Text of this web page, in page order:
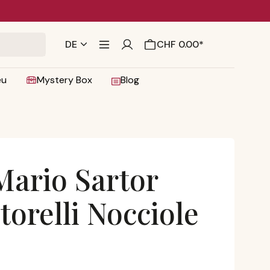
DE CHF 0.00*
Mystery Box Blog
Sartor
Nocciole